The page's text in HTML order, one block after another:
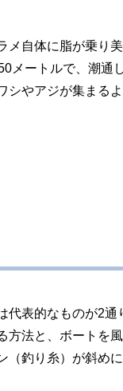
メ自体に脂が乗り
メートルで、潮通
シやアジが集まる
代表的なものが2
方法と、ボートを
（釣り糸）が斜め